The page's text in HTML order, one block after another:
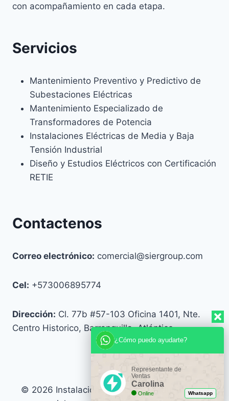
con acompañamiento en cada etapa.
Servicios
Mantenimiento Preventivo y Predictivo de
Subestaciones Eléctricas
Mantenimiento Especializado de
Transformadores de Potencia
Instalaciones Eléctricas de Media y Baja
Tensión Industrial
Diseño y Estudios Eléctricos con Certificación
RETIE
Contactenos
Correo electrónico: comercial@siergroup.com
Cel: +573006895774
Dirección: Cl. 77b #57-103 Oficina 1401, Nte.
Centro Historico, Barranquilla, Atlántico
© 2026 Instalaciones eléctricas industriales y
¿Cómo puedo ayudarte?
Representante de
Ventas
Carolina
Online Whatsapp